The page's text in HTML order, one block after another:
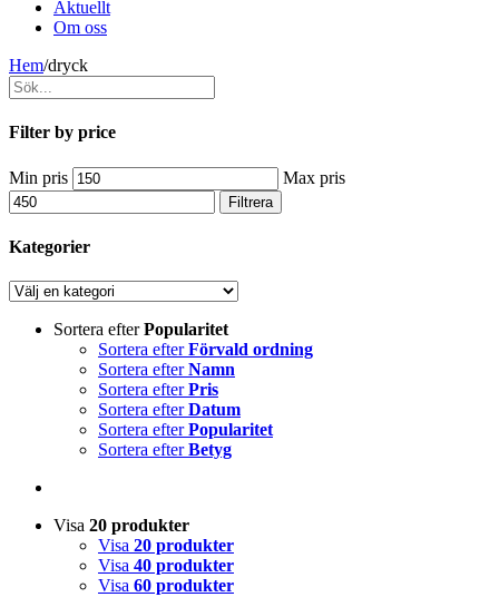
Aktuellt
Om oss
Hem/dryck
Filter by price
Min pris Max pris
Filtrera
Kategorier
Sortera efterPopularitet
Sortera efterFörvald ordning
Sortera efterNamn
Sortera efterPris
Sortera efterDatum
Sortera efterPopularitet
Sortera efterBetyg
Visa 20 produkter
Visa 20 produkter
Visa 40 produkter
Visa 60 produkter